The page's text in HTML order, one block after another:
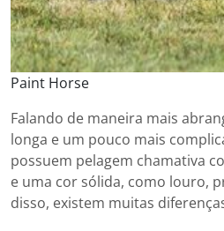
Paint Horse
Falando de maneira mais
longa e um pouco mais
possuem pelagem chamativa
e uma cor sólida, como louro,
disso, existem muitas